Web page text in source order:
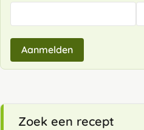
Aanmelden
Zoek een recept